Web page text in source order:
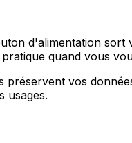
d'alimentation sort
pratique quand vous
vos
usages.